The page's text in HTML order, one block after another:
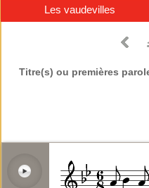
Les vaudevilles
Titre(s) ou premières